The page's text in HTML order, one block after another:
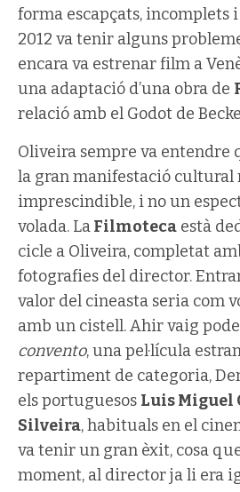
forma escapçats, incomplets i
2012 va tenir alguns
encara va estrenar film a
una adaptació d’una obra de
relació amb el Godot de
Oliveira sempre va entendre
la gran manifestació cultural
imprescindible, i no un
volada. LaFilmoteca està
cicle a Oliveira, completat
fotografies del director.
valor del cineasta seria com
amb un cistell. Ahir vaig
convento, una pel·lícula
repartiment de categoria,
els portuguesos Luis Miguel
Silveira, habituals en el
va tenir un gran èxit, cosa
moment, al director ja li era